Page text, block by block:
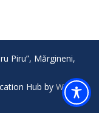
Piru”, Mărgineni,
Hub by WEN